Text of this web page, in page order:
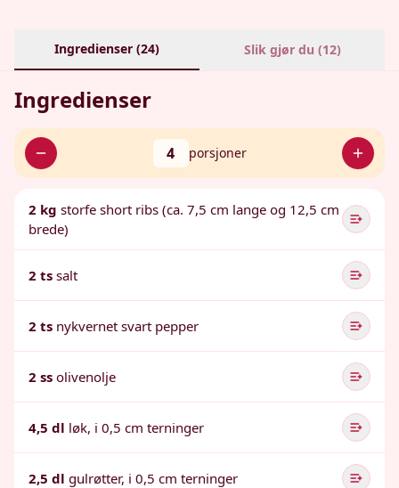
Ingredienser (24) Slik gjør du (12)
Ingredienser
4 porsjoner
2 kg storfe short ribs (ca. 7,5 cm lange og 12,5 cm
brede)
2 ts salt
2 ts nykvernet svart pepper
2 ss olivenolje
4,5 dl løk, i 0,5 cm terninger
2,5 dl gulrøtter, i 0,5 cm terninger